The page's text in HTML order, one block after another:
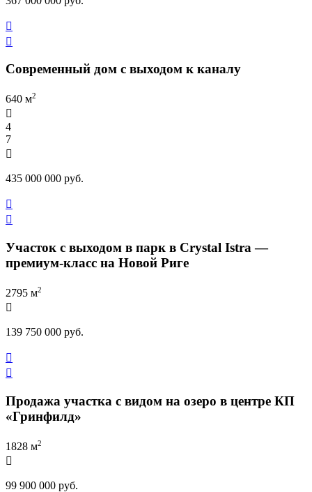


Современный дом с выходом к каналу
640 м2

4
7

435 000 000 руб.


Участок с выходом в парк в Crystal Istra —
премиум-класс на Новой Риге
2795 м2

139 750 000 руб.


Продажа участка с видом на озеро в центре КП
«Гринфилд»
1828 м2

99 900 000 руб.